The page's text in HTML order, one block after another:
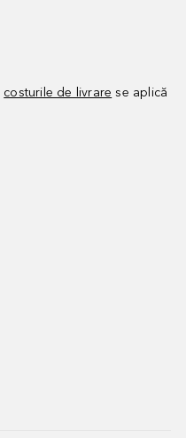
costurile de livrare se aplică